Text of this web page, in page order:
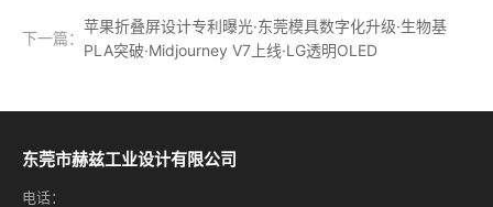
下一篇：
苹果折叠屏设计专利曝光·东莞模具数字化升级·生物基
PLA突破·Midjourney V7上线·LG透明OLED
东莞市赫兹工业设计有限公司
电话：